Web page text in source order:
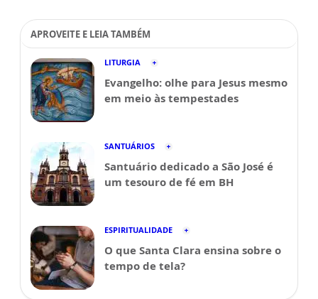
APROVEITE E LEIA TAMBÉM
LITURGIA
Evangelho: olhe para Jesus mesmo
em meio às tempestades
SANTUÁRIOS
Santuário dedicado a São José é
um tesouro de fé em BH
ESPIRITUALIDADE
O que Santa Clara ensina sobre o
tempo de tela?